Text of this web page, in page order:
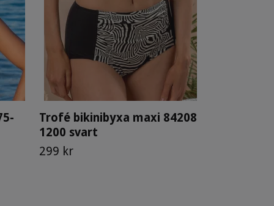
Trofé bikinibyxa maxi 84208
1200 svart
299 kr